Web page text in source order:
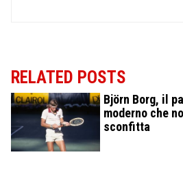
RELATED POSTS
Björn Borg, il
moderno che
sconfitta